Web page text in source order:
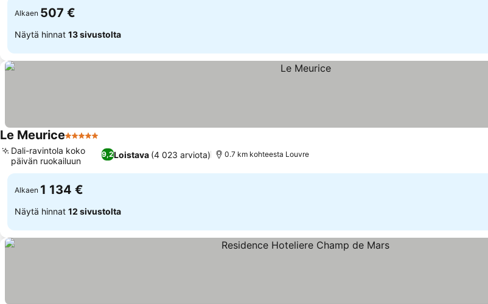
Alkaen 507 €
Näytä hinnat 13 sivustolta
Le Meurice5 Tähtiluokitus
9,2Loistava (4 023 arviota)
Dali-ravintola koko
päivän ruokailuun
0.7 km kohteesta Louvre
Alkaen 1 134 €
Näytä hinnat 12 sivustolta